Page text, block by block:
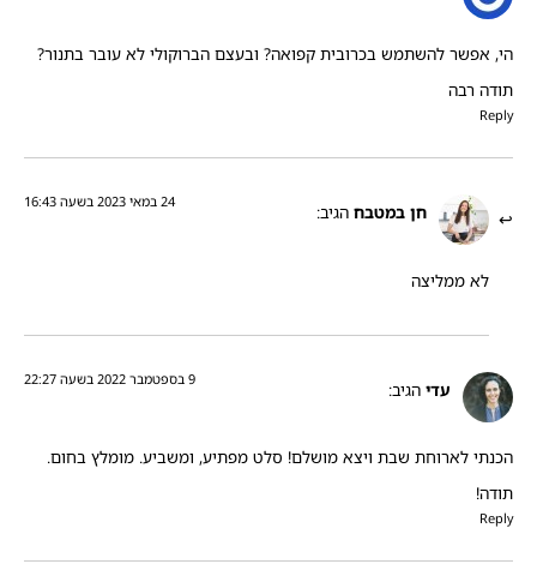
הי, אפשר להשתמש בכרובית קפואה? ובעצם הברוקולי לא עובר בתנור?
תודה רבה
Reply
חן במטבח הגיב:
24 במאי 2023 בשעה 16:43
לא ממליצה
עדי הגיב:
9 בספטמבר 2022 בשעה 22:27
הכנתי לארוחת שבת ויצא מושלם! סלט מפתיע, ומשביע. מומלץ בחום.
תודה!
Reply